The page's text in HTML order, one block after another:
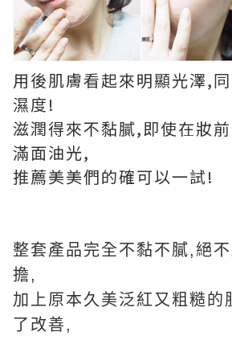
用後肌膚看起來明顯光澤,
濕度!
滋潤得來不黏膩,即使在妝
滿面油光,
推薦美美們的確可以一試!
整套產品完全不黏不膩,絕
擔,
加上原本久美泛紅又粗糙的
了改善,